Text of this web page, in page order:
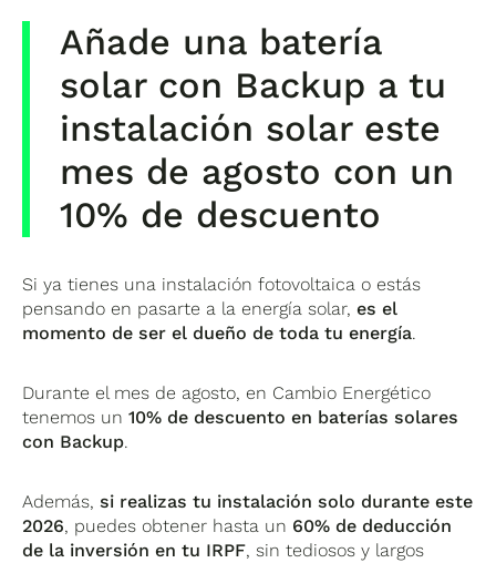
Añade una batería
solar con Backup a tu
instalación solar este
mes de agosto con un
10% de descuento
Si ya tienes una instalación fotovoltaica o estás
pensando en pasarte a la energía solar, es el
momento de ser el dueño de toda tu energía.
Durante el mes de agosto, en Cambio Energético
tenemos un10% de descuento en baterías solares
con Backup.
Además,si realizas tu instalación solo durante este
2026, puedes obtener hasta un 60% de deducción
de la inversión en tu IRPF, sin tediosos y largos